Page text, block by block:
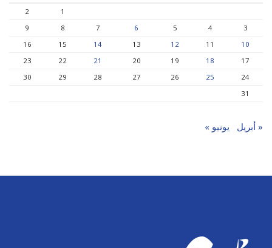
1
2
3
4
5
6
7
8
9
10
11
12
13
14
15
16
17
18
19
20
21
22
23
24
25
26
27
28
29
30
31
« أبريل يونيو »